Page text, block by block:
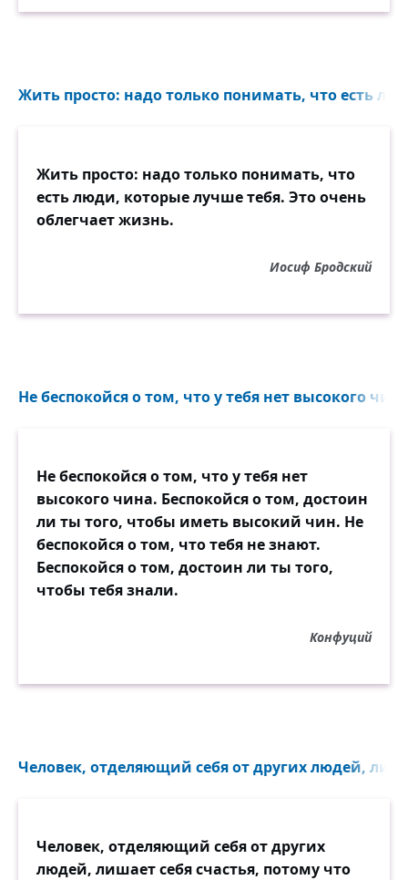
Жить просто: надо только понимать, что есть
Жить просто: надо только понимать, что
есть люди, которые лучше тебя. Это очень
облегчает жизнь.
Иосиф Бродский
Не беспокойся о том, что у тебя нет высокого
Не беспокойся о том, что у тебя нет
высокого чина. Беспокойся о том, достоин
ли ты того, чтобы иметь высокий чин. Не
беспокойся о том, что тебя не знают.
Беспокойся о том, достоин ли ты того,
чтобы тебя знали.
Конфуций
Человек, отделяющий себя от других людей,
Человек, отделяющий себя от других
людей, лишает себя счастья, потому что